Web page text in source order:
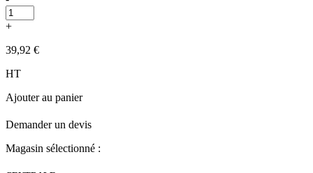
+
39,92 €
HT
Ajouter au panier
Demander un devis
Magasin sélectionné :